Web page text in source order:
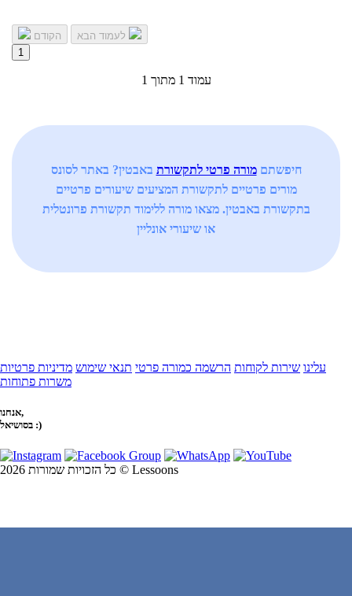
הקודם
1
עמוד 1 מתוך 1
חיפשתםמורה פרטי לתקשורת באבטין? באתר לסונס
מורים פרטיים לתקשורת המציעים שיעורים פרטיים
בתקשורת באבטין. מצאו מורה ללימוד תקשורת פרונטלית
או שיעורי אונליין
עלינו שירות לקוחות הרשמה כמורה פרטי תנאי שימוש מדיניות פרטיות
משרות פתוחות
אנחנו,
בסושיאל :)
כל הזכויות שמורות 2026 © Lessoons